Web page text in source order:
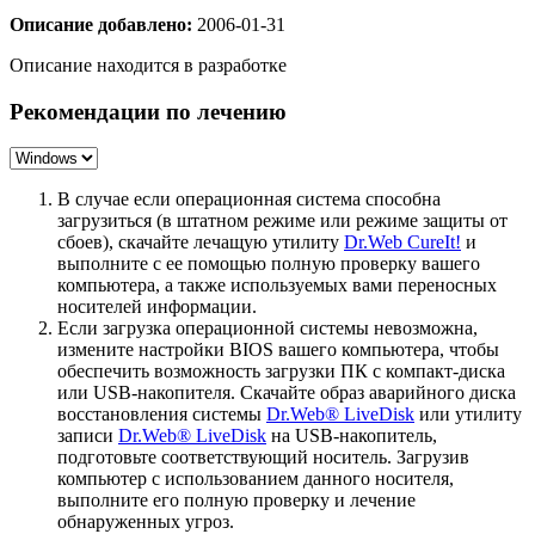
Описание добавлено: 2006-01-31
Описание находится в разработке
Рекомендации по лечению
В случае если операционная система способна
загрузиться (в штатном режиме или режиме защиты от
сбоев), скачайте лечащую утилиту Dr.Web CureIt! и
выполните с ее помощью полную проверку вашего
компьютера, а также используемых вами переносных
носителей информации.
Если загрузка операционной системы невозможна,
измените настройки BIOS вашего компьютера, чтобы
обеспечить возможность загрузки ПК с компакт-диска
или USB-накопителя. Скачайте образ аварийного диска
восстановления системы Dr.Web® LiveDisk или утилиту
записи Dr.Web® LiveDisk на USB-накопитель,
подготовьте соответствующий носитель. Загрузив
компьютер с использованием данного носителя,
выполните его полную проверку и лечение
обнаруженных угроз.